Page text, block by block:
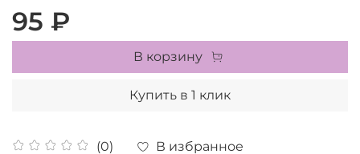
(0) В избранное
95 ₽
В корзину
Купить в 1 клик